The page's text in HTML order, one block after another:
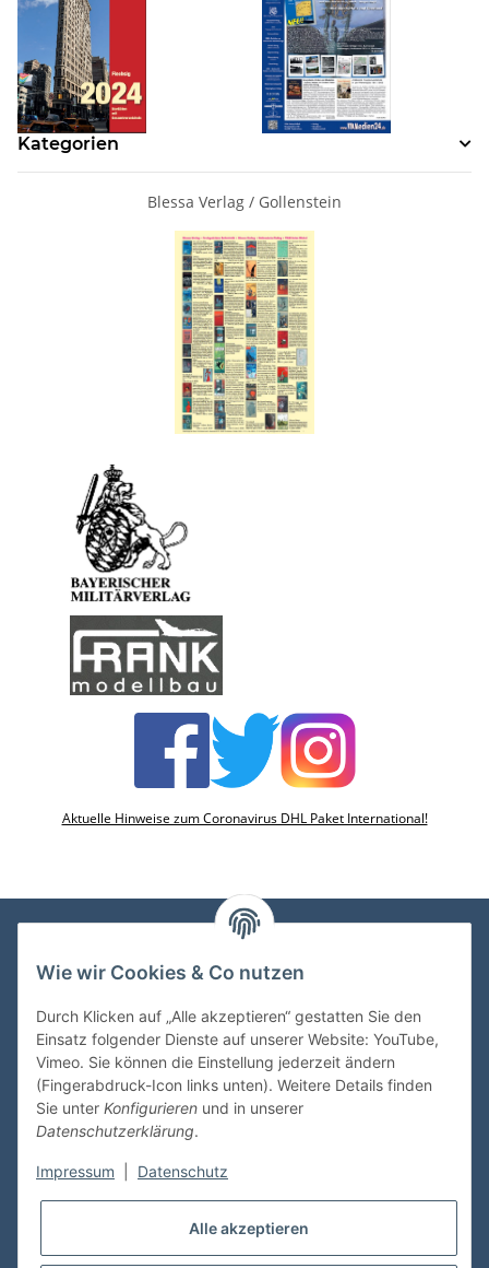
Kategorien
Blessa Verlag / Gollenstein
Aktuelle Hinweise zum Coronavirus DHL Paket International!
VDMedien24.de
Kasernenstraße 6-10
66482 Zweibrücken
Tel. 06332 72710
eMail: heinz.nickel@vdmedien.de
Wie wir Cookies & Co nutzen
Durch Klicken auf „Alle akzeptieren“ gestatten Sie den
Einsatz folgender Dienste auf unserer Website: YouTube,
Vimeo. Sie können die Einstellung jederzeit ändern
(Fingerabdruck-Icon links unten). Weitere Details finden
Sie unter Konfigurieren und in unserer
Datenschutzerklärung.
Impressum Datenschutz
Alle akzeptieren